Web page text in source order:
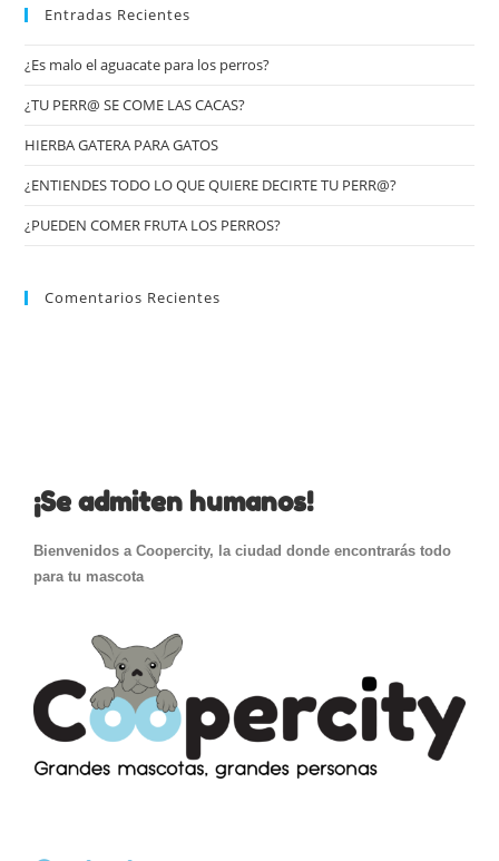
Entradas Recientes
¿Es malo el aguacate para los perros?
¿TU PERR@ SE COME LAS CACAS?
HIERBA GATERA PARA GATOS
¿ENTIENDES TODO LO QUE QUIERE DECIRTE TU PERR@?
¿PUEDEN COMER FRUTA LOS PERROS?
Comentarios Recientes
¡Se admiten humanos!
Bienvenidos a Coopercity, la ciudad donde encontrarás todo
para tu mascota